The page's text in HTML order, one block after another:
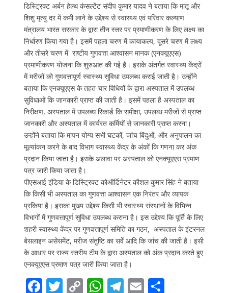
डिस्ट्रिक्ट अर्बन हेल्थ कंसल्टेंट संदीप कुमार यादव ने बताया कि मातृ और
शिशु मृत्यु दर में कमी लाने के उद्देश्य से स्वास्थ्य एवं परिवार कल्याण
मंत्रालय भारत सरकार के द्वारा तीन स्तर पर प्रमाणीकरण के लिए लक्ष्य का
निर्धारण किया गया है। इसमें पहला चरण में कायाकल्प, दूसरे चरण में लक्ष्य
और तीसरे चरण में राष्टीय गुणवत्ता आश्वासन मानक (एनक्यूएएस)
प्रमाणीकरण योजना कि शुरुआत की गई है। इसके अंतर्गत स्वास्थ्य केंद्रों
में मरीजों को गुणवत्तापूर्ण स्वास्थ्य सुविधा उपलब्ध कराई जाती है। उन्होंने
बताया कि एनक्यूएएस के तहत चार विधियों के द्वारा अस्पताल में उपलब्ध
सुविधाओं कि जानकारी प्राप्त की जाती है। इसमें पहला है अस्पताल का
निरीक्षण, अस्पताल में उपलब्ध रिकार्ड कि समीक्षा, उपलब्ध मरीजों से प्राप्त
जानकारी और अस्पताल में कार्यरत कर्मियों से जानकारी प्राप्त करना।
उन्होंने बताया कि मापन योग्य सभी घटकों, जांच बिंदुओं, और अनुपालन का
मूल्यांकन करने के बाद विभाग स्वास्थ्य केंद्र के अंकों कि गणना कर अंक
प्रदान किया जाता है। इसके अलावा पर अस्पताल को एनक्यूएएस प्रमाण
पत्र जारी किया जाता है।
पीएसआई इंडिया के डिस्ट्रिक्ट कोऑर्डिनेटर कौशल कुमार सिंह ने बताया
कि किसी भी अस्पताल का गुणवत्ता आश्वासन एक निरंतर और व्यापक
प्रकिया है। इसका मुख्य उद्देश्य किसी भी स्वास्थ्य संस्थानों के विभिन्न
विभागों में गुणवत्तापूर्ण सुविधा उपलब्ध कराना है। इस उद्देश्य कि पूर्ति के लिए
शहरी स्वास्थ्य केंद्र पर गुणवत्तापूर्ण समिति का गठन, अस्पताल के इंटरनल
बेसलाइन असेसमेंट, मरीज संतुष्टि का सर्वे आदि कि जांच की जाती है। इसी
के आधार पर राज्य स्तरीय टीम के द्वारा अस्पताल को अंक प्रदान करते हुए
एनक्यूएएस प्रमाण पत्र जारी किया जाता है।
F T C W T E S